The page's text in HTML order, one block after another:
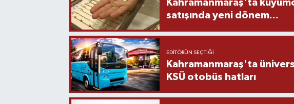
Kahramanmaraş'ta
satışında yeni dönem...
EDITÖRÜN SEÇTIĞI
Kahramanmaraş'ta
KSÜ otobüs hatları